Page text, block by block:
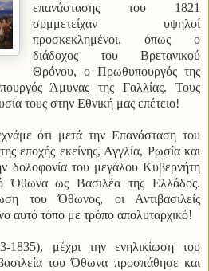
επανάστασης του 1821
συμμετείχαν υψηλοί
προσκεκλημένοι, όπως ο
διάδοχος του Βρετανικού
Θρόνου, ο Πρωθυπουργός της
Άμυνας της Γαλλίας. Τους
τους στην Εθνική μας επέτειο!
ότι μετά την Επανάσταση του
εποχής εκείνης, Αγγλία, Ρωσία και
δολοφονία του μεγάλου Κυβερνήτη
Όθωνα ως Βασιλέα της Ελλάδος.
του Όθωνος, οι Αντιβασιλείς
αυτό τόπο με τρόπο απολυταρχικό!
1835), μέχρι την ενηλικίωση του
του Όθωνα προσπάθησε και